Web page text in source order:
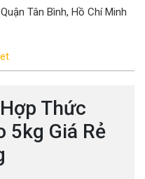
Tân Bình, Hồ Chí Minh
Thức
5kg Giá Rẻ